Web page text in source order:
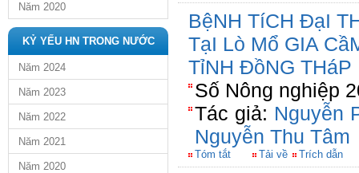
Năm 2020
KỶ YẾU HN TRONG NƯỚC
Năm 2024
Năm 2023
Năm 2022
Năm 2021
Năm 2020
BệNH TíCH ĐạI
TạI Lò Mổ GIA
TỉNH ĐồNG THáP
Số Nông nghiệp
Tác giả: Nguyễn
Nguyễn Thu Tâm
Tóm tắt Tải về Trích dẫn